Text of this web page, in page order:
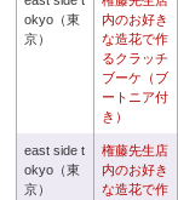
okyo（東
京）
内のお好き
な造花で作
るクラッチ
ブーケ（ブ
ートニア付
き）
east side t
okyo（東
京）
権藤先生店
内のお好き
な造花で作